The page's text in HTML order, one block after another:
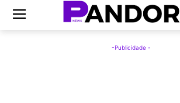
-Publicidade -